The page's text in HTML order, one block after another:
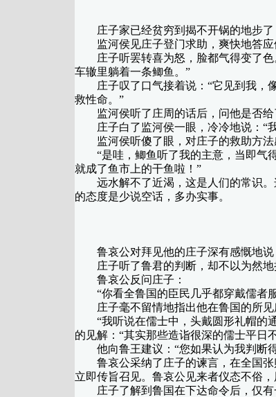
庄子家已经贫穷到揭不开锅的地步了
监河侯见庄子登门求助，爽快地答应
庄子听罢转喜为怒，脸都气得变了色
车辙里躺着一条鲫鱼。”
庄子叹了口气接着说：“它见到我，像
救性命。”
监河侯听了庄周的话后，问他是否给
庄子白了监河侯一眼，冷冷地说：“我
监河侯听傻了眼，对庄子的救助方法
“是哇，鲫鱼听了我的主意，当即气得
就成了鱼市上的干鱼啦！”
远水解不了近渴，这是人们的常识。
的态度是少说空话，多办实事。
鲁哀公对拜见他的庄子深有感慨地说
庄子听了鲁君的判断，却不以为然地
鲁哀公反问庄子：
“你看全鲁国的臣民几乎都穿戴儒者
庄子毫不留情地指出他在鲁国的所见
“我听说在儒士中，头戴圆形礼帽的通
的见解：“其实那些造诣很深的儒士平日
他向鲁王建议：“您如果认为我判断得
鲁哀公采纳了庄子的谏言，在全国张
立即传旨召见。鲁哀公见来者仪态不俗
庄子了解到鲁国在下达命令后，仅有